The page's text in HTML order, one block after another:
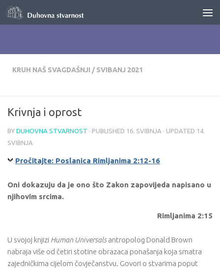
Skip to content
KRUH NAŠ SVAGDAŠNJI / SVIBANJ 2021
Krivnja i oprost
BY DUHOVNA STVARNOST · PUBLISHED 16. SVIBNJA · UPDATED 14.
SVIBNJA
Pročitajte: Poslanica Rimljanima 2:12-16
Oni dokazuju da je ono što Zakon zapovijeda napisano u
njihovim srcima.
Rimljanima 2:15
U svojoj knjizi Human Universalsantropolog Donald Brown
nabraja više od četiri stotine obrazaca ponašanja koja smatra
zajedničkima cijelom čovječanstvu. Govori o stvarima poput